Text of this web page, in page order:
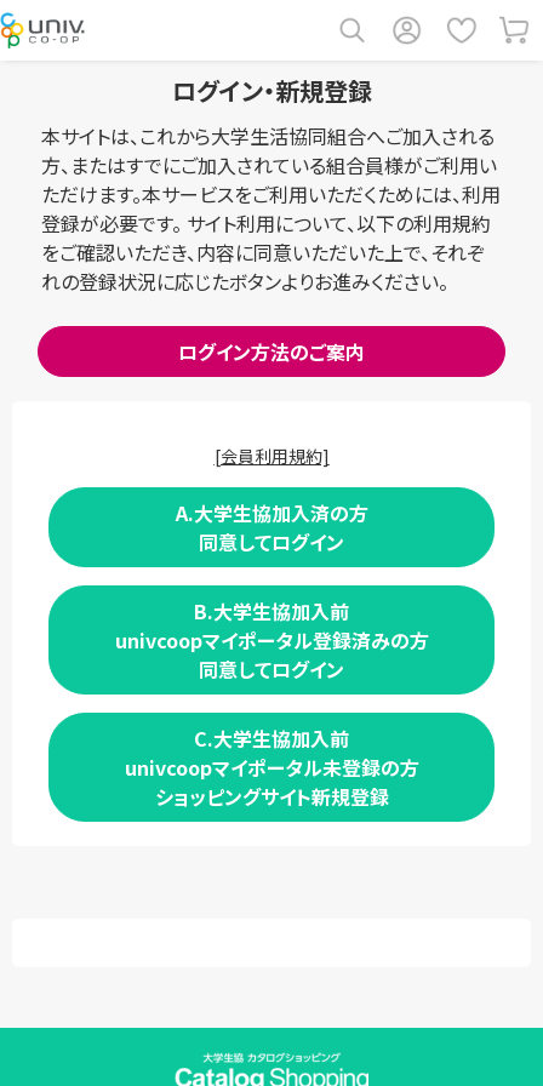
ログイン・新規登録
本サイトは、これから大学生活協同組合へご加入される
方、またはすでにご加入されている組合員様がご利用い
ただけます。本サービスをご利用いただくためには、利用
登録が必要です。 サイト利用について、以下の利用規約
をご確認いただき、内容に同意いただいた上で、それぞ
れの登録状況に応じたボタンよりお進みください。
ログイン方法のご案内
[会員利用規約]
A.大学生協加入済の方
同意してログイン
B.大学生協加入前
univcoopマイポータル登録済みの方
同意してログイン
C.大学生協加入前
univcoopマイポータル未登録の方
ショッピングサイト新規登録